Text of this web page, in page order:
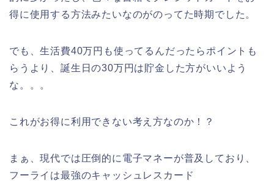
得に使用する方法みたいなのがのってた時期でした。
でも、生活費40万円も使ってるんだったらポイントも
らうより、誕生日の30万円は貯金した方がいいよう
な。。。
これがお得に利用できない考え方なのか！？
まぁ、現代では圧倒的に電子マネーが普及しており、
フーライは最強のキャッシュレスカード